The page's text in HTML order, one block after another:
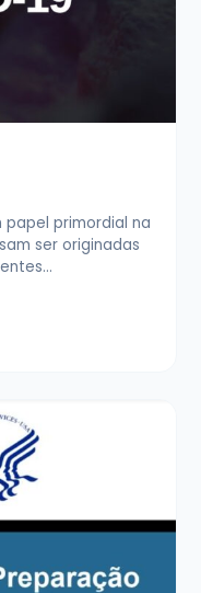
papel primordial na
ser originadas